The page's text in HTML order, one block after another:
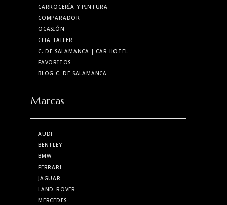
CARROCERÍA Y PINTURA
COMPARADOR
OCASIÓN
CITA TALLER
C. DE SALAMANCA | CAR HOTEL
FAVORITOS
BLOG C. DE SALAMANCA
Marcas
AUDI
BENTLEY
BMW
FERRARI
JAGUAR
LAND-ROVER
MERCEDES